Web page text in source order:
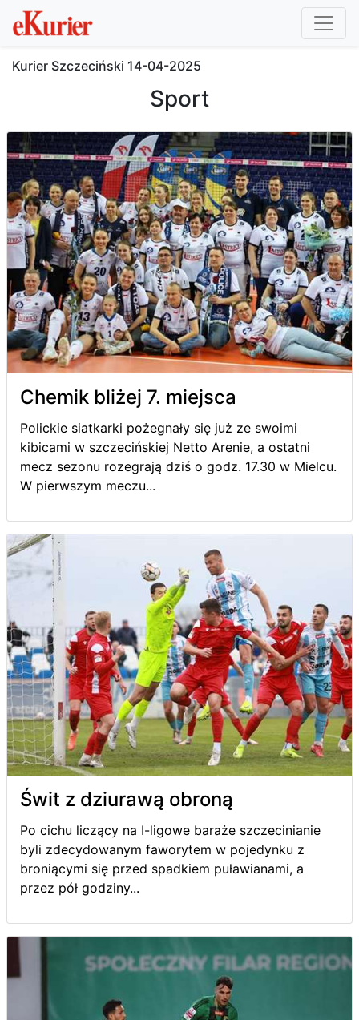
Kurier Szczeciński 14-04-2025
Sport
Chemik bliżej 7. miejsca
Polickie siatkarki pożegnały się już ze swoimi
kibicami w szczecińskiej Netto Arenie, a ostatni
mecz sezonu rozegrają dziś o godz. 17.30 w Mielcu.
W pierwszym meczu...
Świt z dziurawą obroną
Po cichu liczący na I-ligowe baraże szczecinianie
byli zdecydowanym faworytem w pojedynku z
broniącymi się przed spadkiem puławianami, a
przez pół godziny...